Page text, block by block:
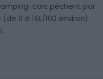
cars pêchent par
11 à 15L/100 environ).